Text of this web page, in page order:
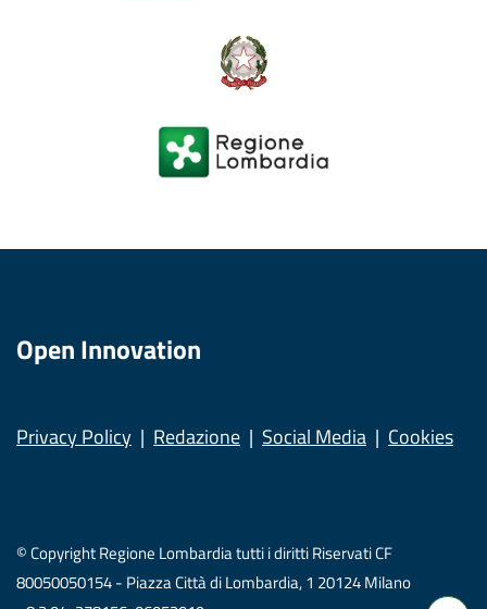
Open Innovation
Privacy Policy Redazione Social Media Cookies
© Copyright Regione Lombardia tutti i diritti Riservati CF
80050050154 - Piazza Città di Lombardia, 1 20124 Milano